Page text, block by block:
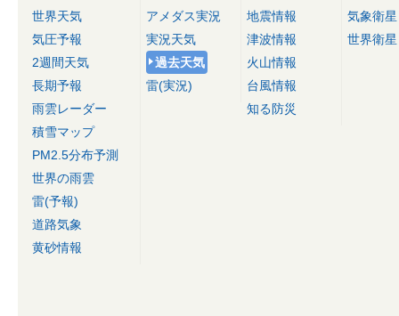
世界天気
気圧予報
2週間天気
長期予報
雨雲レーダー
積雪マップ
PM2.5分布予測
世界の雨雲
雷(予報)
道路気象
黄砂情報
アメダス実況
実況天気
過去天気
雷(実況)
地震情報
津波情報
火山情報
台風情報
知る防災
気象衛星
世界衛星